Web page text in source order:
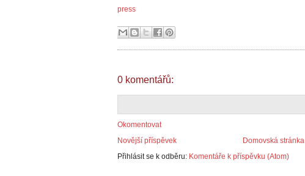
press
0 komentářů:
Okomentovat
Novější příspěvek
Domovská stránka
Přihlásit se k odběru: Komentáře k příspěvku (Atom)